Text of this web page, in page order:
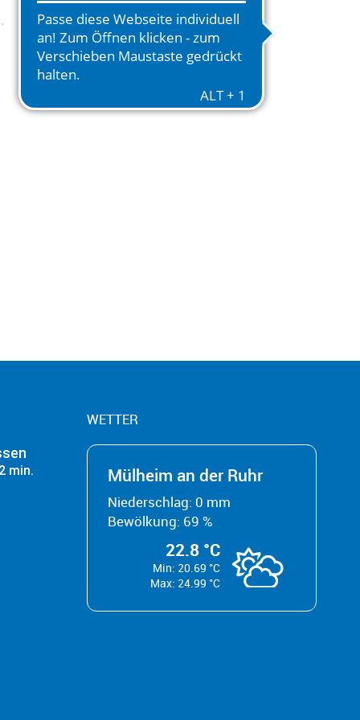
min.
WETTER
Mülheim an der Ruhr
Niederschlag: 0 mm
Bewölkung: 69 %
22.8 °C
Min: 20.69 °C
Max: 24.99 °C